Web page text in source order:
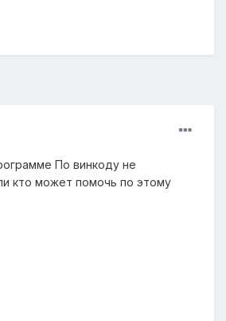
По винкоду не
кто может помочь по этому